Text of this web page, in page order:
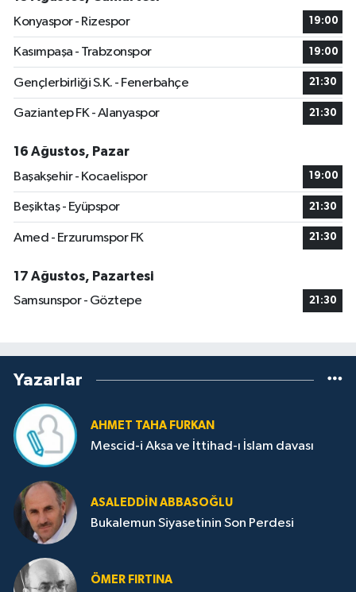
Konyaspor - Rizespor
19:00
Kasımpaşa - Trabzonspor 19:00
Gençlerbirliği S.K. - Fenerbahçe 21:30
Gaziantep FK - Alanyaspor 21:30
16 Ağustos, Pazar
Başakşehir - Kocaelispor
19:00
Beşiktaş - Eyüpspor 21:30
Amed - Erzurumspor FK 21:30
17 Ağustos, Pazartesi
Samsunspor - Göztepe
21:30
Yazarlar
AHMET TAHA FURKAN
Mescid-i Aksa ve İttihad-ı İslam davası
ASALEDDIN ABBASOĞLU
Bukalemun Siyasetinin Son Perdesi
ÖMER FIRTINA